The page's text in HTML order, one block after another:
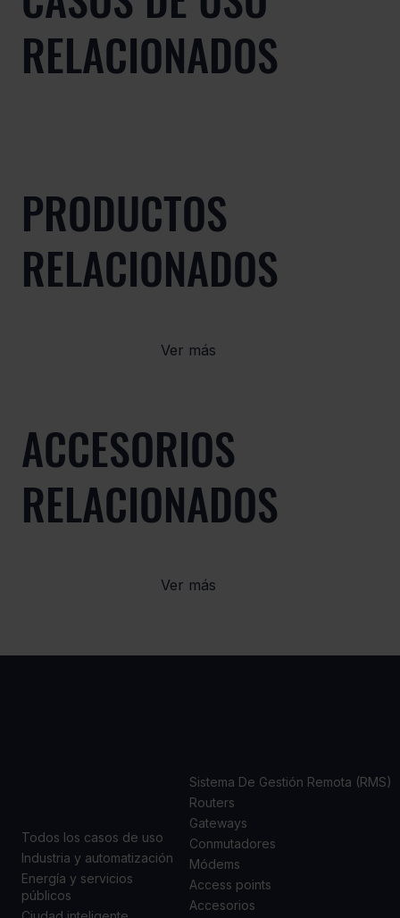
RELACIONADOS
PRODUCTOS
RELACIONADOS
Ver más
ACCESORIOS
RELACIONADOS
Ver más
Todos los casos de uso
Industria y automatización
Energía y servicios
públicos
Sistema De Gestión Remota (RMS)
Routers
Gateways
Conmutadores
Módems
Access points
Accesorios